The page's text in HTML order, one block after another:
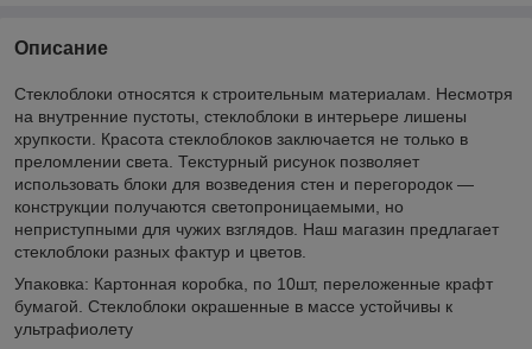
Описание
Стеклоблоки относятся к строительным материалам. Несмотря
на внутренние пустоты, стеклоблоки в интерьере лишены
хрупкости. Красота стеклоблоков заключается не только в
преломлении света. Текстурный рисунок позволяет
использовать блоки для возведения стен и перегородок —
конструкции получаются светопроницаемыми, но
неприступными для чужих взглядов. Наш магазин предлагает
стеклоблоки разных фактур и цветов.
Упаковка: Картонная коробка, по 10шт, переложенные крафт
бумагой. Стеклоблоки окрашенные в массе устойчивы к
ультрафиолету